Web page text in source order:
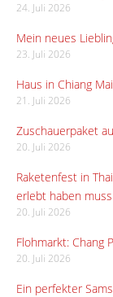
24. Juli 2026
Mein neues
23. Juli 2026
Haus in Chiang
21. Juli 2026
Zuschauerpaket
20. Juli 2026
Raketenfest in
erlebt haben muss
20. Juli 2026
Flohmarkt: Chang
20. Juli 2026
Ein perfekter